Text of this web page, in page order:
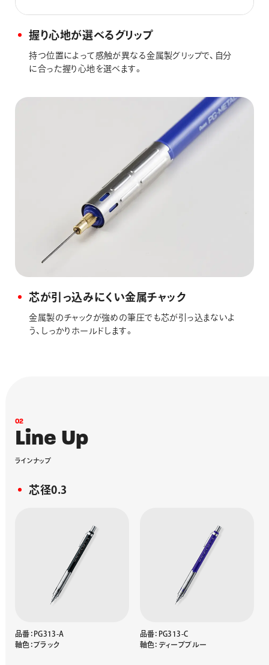
握り心地が選べるグリップ
持つ位置によって感触が異なる金属製グリップで、自分
に合った握り心地を選べます。
芯が引っ込みにくい金属チャック
金属製のチャックが強めの筆圧でも芯が引っ込まないよ
う、しっかりホールドします。
02
Line Up
ラインナップ
芯径0.3
品番：PG313-A
軸色：ブラック
品番：PG313-C
軸色：ディープブルー